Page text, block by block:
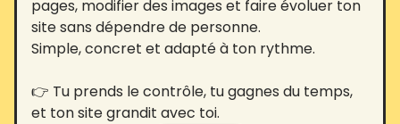
pages, modifier des images et faire évoluer ton
site sans dépendre de personne.
Simple, concret et adapté à ton rythme.
👉 Tu prends le contrôle, tu gagnes du temps,
et ton site grandit avec toi.